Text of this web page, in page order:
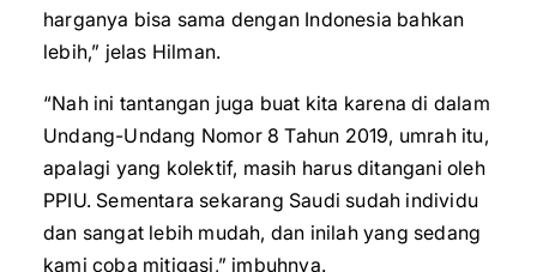
harganya bisa sama dengan Indonesia bahkan
lebih,” jelas Hilman.
“Nah ini tantangan juga buat kita karena di dalam
Undang-Undang Nomor 8 Tahun 2019, umrah itu,
apalagi yang kolektif, masih harus ditangani oleh
PPIU. Sementara sekarang Saudi sudah individu
dan sangat lebih mudah, dan inilah yang sedang
kami coba mitigasi,” imbuhnya.